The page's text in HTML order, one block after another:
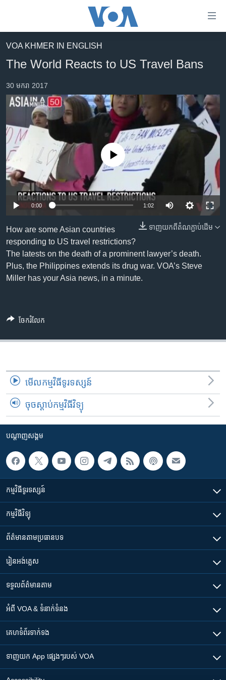
គេហទំព័រ​
រំលង​
និង​
ចូល​
ទៅ​​
ព័ត៌មាន​​
តែ​
ម្តង
រំលង​
និង​
ទំព័រ​
រចនា
សម្ព័ន្ធ​
រំលង​
និង​
ចូល​
អន្តរជាតិ
អាមេរិក
ចិន
ហេឡូវីអូអេ
កម្ពុជាច្នៃប្រតិដ្ឋ
ព្រឹត្តិការណ៍ព័ត៌មាន
ទូរទស្សន៍ / វីដេអូ​
វិទ្យុ / ផតខាសថ៍
កម្មវិធីទាំងអស់
Khmer English
បណ្តាញ​សង្គម
ភាសា
VOA KHMER IN ENGLISH
The World Reacts to US Travel Bans
30 មករា 2017
No media source currently available
0:00 1:02
ទាញ​យក​ពី​តំណភ្ជាប់​ដើម
How are some Asian countries
responding to US travel restrictions?
The latests on the death of a prominent lawyer’s death.
Plus, the Philippines extends its drug war. VOA’s Steve
Miller has your Asia news, in a minute.
ចែករំលែក
មើល​កម្មវិធី​ទូរទស្សន៍
ចុចស្តាប់កម្មវិធីវិទ្យុ
បណ្តាញ​សង្គម
កម្មវិធី​ទូរទស្សន៍
កម្មវិធី​វិទ្យុ
ព័ត៌មាន​តាមប្រធានបទ​
រៀន​​អង់គ្លេស
ទទួល​ព័ត៌មាន​តាម
អំពី​ VOA & ទំនាក់ទំនង
គេហទំព័រ​​ទាក់ទង
ទាញយក​ App ផ្សេងៗ​របស់​ VOA